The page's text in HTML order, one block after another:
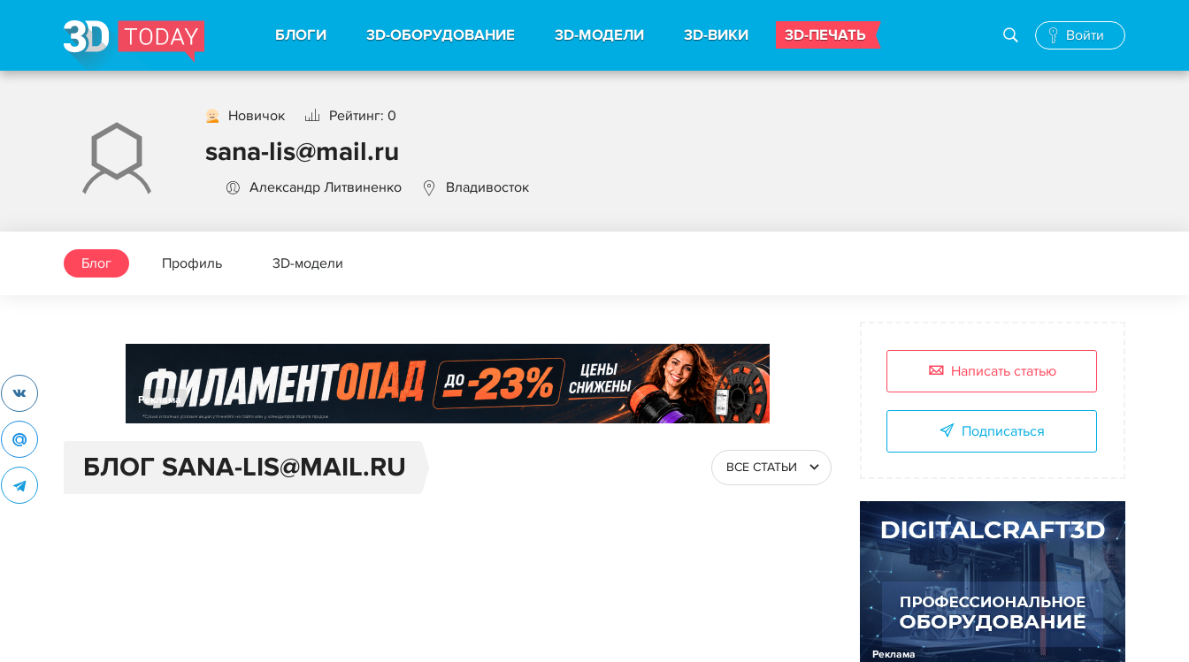
БЛОГИ 3D-ОБОРУДОВАНИЕ 3D-МОДЕЛИ 3D-ВИКИ 3D-ПЕЧАТЬ Войти
Новичок Рейтинг: 0
sana-lis@mail.ru
Александр Литвиненко Владивосток
Блог Профиль 3D-модели
Реклама
БЛОГ SANA-LIS@MAIL.RU ВСЕ СТАТЬИ
Написать статью
Подписаться
Реклама